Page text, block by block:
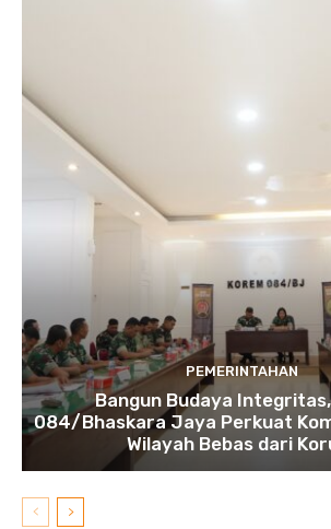
PEMERINTAHAN
Bangun Budaya
084/Bhaskara Jaya Perkuat
Wilayah Bebas dari